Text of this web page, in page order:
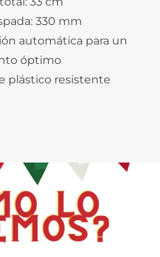
330 mm
automática para un
óptimo
plástico resistente